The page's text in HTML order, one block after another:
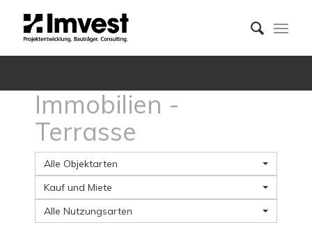
Immobilien -
Terrasse
Alle Objektarten
Kauf und Miete
Alle Nutzungsarten